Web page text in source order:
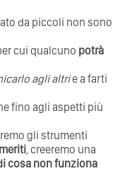
da piccoli non sono
cui qualcuno potrà
agli altrie a farti
fino agli aspetti più
gli strumenti
, creeremo una
cosa non funziona